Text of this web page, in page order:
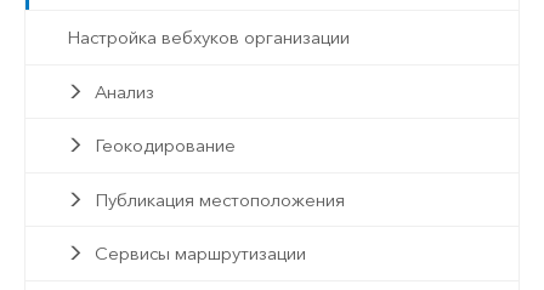
Настройка вебхуков организации
Анализ
Геокодирование
Публикация местоположения
Сервисы маршрутизации